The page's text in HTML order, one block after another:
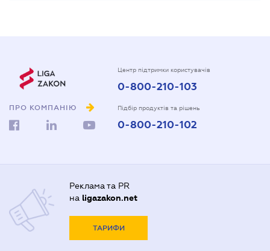
ПРО КОМПАНІЮ
Центр підтримки користувачів
0-800-210-103
Підбір продуктів та рішень
0-800-210-102
Реклама та PR
на ligazakon.net
ТАРИФИ